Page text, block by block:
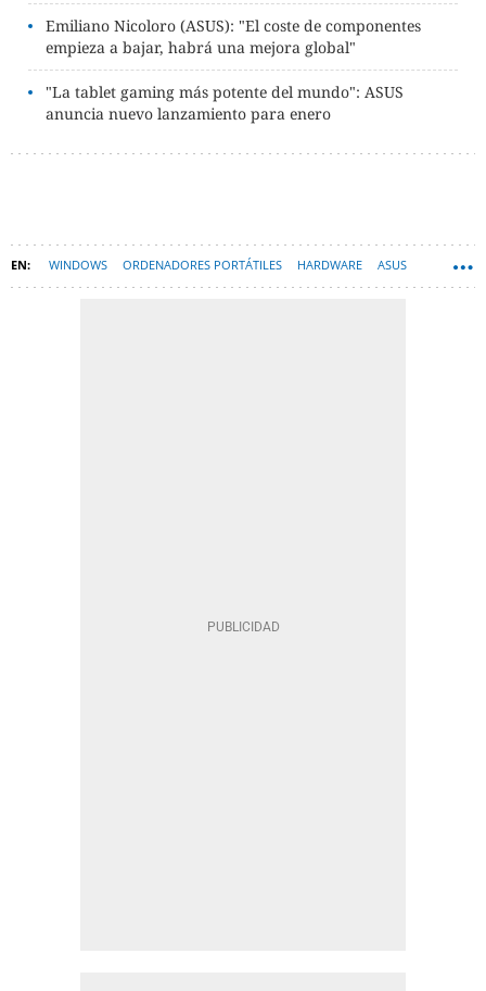
Emiliano Nicoloro (ASUS): "El coste de componentes
empieza a bajar, habrá una mejora global"
"La tablet gaming más potente del mundo": ASUS
anuncia nuevo lanzamiento para enero
WINDOWS ORDENADORES PORTÁTILES HARDWARE ASUS